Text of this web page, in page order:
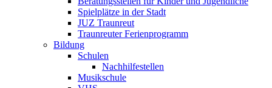
Spielplätze in der Stadt
JUZ Traunreut
Traunreuter Ferienprogramm
Bildung
Schulen
Nachhilfestellen
Musikschule